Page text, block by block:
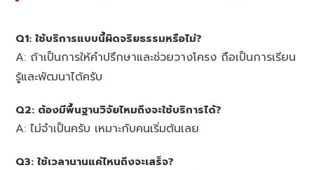
Q1: ใช้บริการแบบนี้ผิดจริยธรรมหรือไม่?
A: ถ้าเป็นการให้คำปรึกษาและช่วยวางโครง ถือเป็นการเรียน
รู้และพัฒนาได้ครับ
Q2: ต้องมีพื้นฐานวิจัยไหมถึงจะใช้บริการได้?
A: ไม่จำเป็นครับ เหมาะกับคนเริ่มต้นเลย
Q3: ใช้เวลานานแค่ไหนถึงจะเสร็จ?